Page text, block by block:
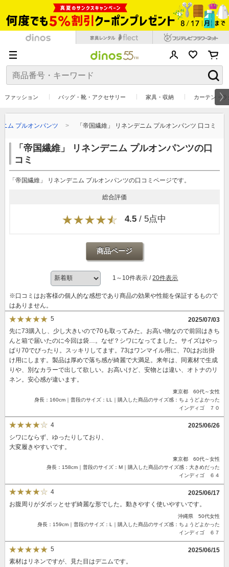
ファッション バッグ・靴・アクセサリー 家具・収納 カーテン・
ム プルオンパンツ 「帝国繊維」 リネンデニム プルオンパンツ 口コミ
「帝国繊維」 リネンデニム プルオンパンツの口
コミ
「帝国繊維」 リネンデニム プルオンパンツの口コミページです。
総合評価
4.5 / 5点中
商品ページ
1～10件表示 /20件表示
※口コミはお客様の個人的な感想であり商品の効果や性能を保証するもので
はありません。
5
2025/07/03
先に73購入し、少し大きいので70も取ってみた。お高い物なので前回はきち
んと箱で届いたのに今回は袋…。なぜ？シワになってました。サイズはやっ
ぱり70でぴったり。スッキリしてます。73はワンマイル用に、70はお出掛
け用にします。製品は厚めで落ち感が綺麗で大満足。来年は、同素材で生成
りや、別なカラーで出して欲しい。お高いけど、安物とは違い、オトナのリ
ネン。安心感が違います。
東京都 60代～女性
身長：160cm｜普段のサイズ：LL｜購入した商品のサイズ感：ちょうどよかった
インディゴ ７０
4
2025/06/26
シワにならず、ゆったりしており、
大変履きやすいです。
東京都 60代～女性
身長：158cm｜普段のサイズ：M｜購入した商品のサイズ感：大きめだった
インディゴ ６４
4
2025/06/17
お腹周りがダボッとせず綺麗な形でした。動きやすく使いやすいです。
沖縄県 50代女性
身長：159cm｜普段のサイズ：L｜購入した商品のサイズ感：ちょうどよかった
インディゴ ６７
5
2025/06/15
素材はリネンですが、見た目はデニムです。